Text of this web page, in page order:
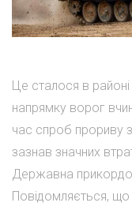
Це сталося в
напрямку ворог
час спроб прориву
зазнав значних
Державна
Повідомляється, що